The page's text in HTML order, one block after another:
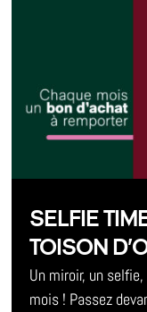
SELFIE
TOISON
Un miroir, un
mois ! Passez